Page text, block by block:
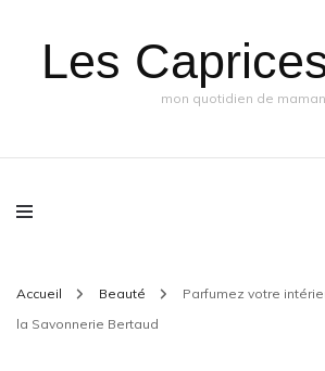
Les
mon quotidien de maman
Accueil Beauté
Parfumez votre
la Savonnerie Bertaud